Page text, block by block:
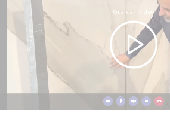
Guarda il video